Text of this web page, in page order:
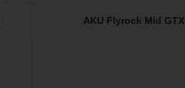
AKU Flyrock Mid GTX